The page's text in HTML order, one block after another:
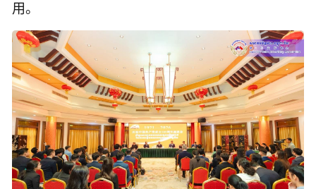
用。